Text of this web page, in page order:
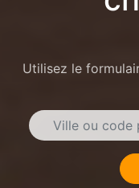
Utilisez le